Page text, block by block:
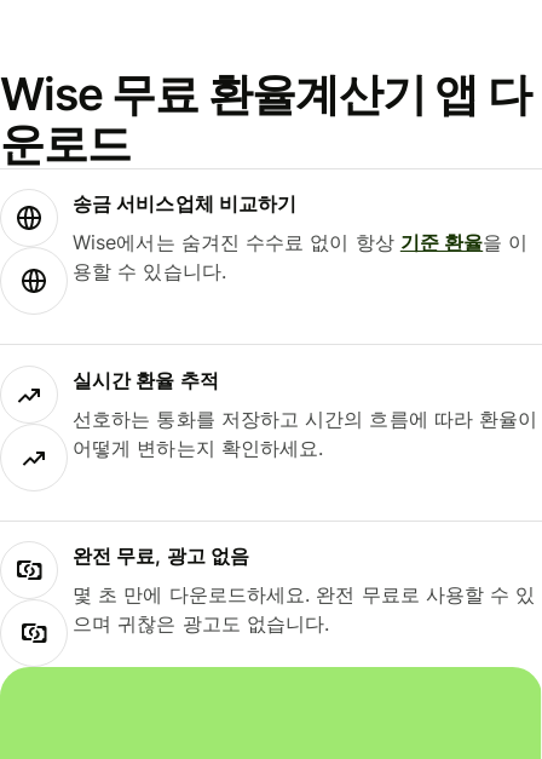
Wise 무료 환율계산기 앱 다
운로드
송금 서비스업체 비교하기
Wise에서는 숨겨진 수수료 없이 항상 기준 환율을 이
용할 수 있습니다.
실시간 환율 추적
선호하는 통화를 저장하고 시간의 흐름에 따라 환율이
어떻게 변하는지 확인하세요.
완전 무료, 광고 없음
몇 초 만에 다운로드하세요. 완전 무료로 사용할 수 있
으며 귀찮은 광고도 없습니다.